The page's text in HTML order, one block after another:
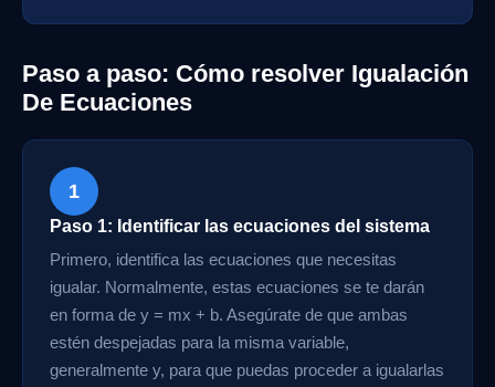
Paso a paso: Cómo resolver Igualación
De Ecuaciones
1
Paso 1: Identificar las ecuaciones del sistema
Primero, identifica las ecuaciones que necesitas
igualar. Normalmente, estas ecuaciones se te darán
en forma de y = mx + b. Asegúrate de que ambas
estén despejadas para la misma variable,
generalmente y, para que puedas proceder a igualarlas